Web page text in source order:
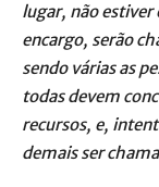
lugar, não
encargo, serão
sendo várias as
todas devem
recursos, e,
demais ser